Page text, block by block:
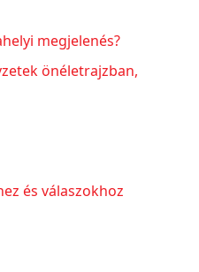
megjelenés?
önéletrajzban,
és válaszokhoz